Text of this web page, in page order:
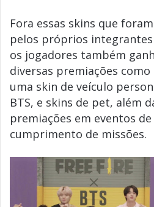
Fora essas skins que
pelos próprios integrantes
os jogadores também
diversas premiações
uma skin de veículo
BTS, e skins de pet, além
premiações em eventos
cumprimento de missões.